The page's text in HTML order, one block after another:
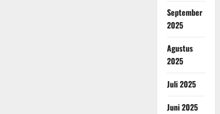
September
2025
Agustus
2025
Juli 2025
Juni 2025